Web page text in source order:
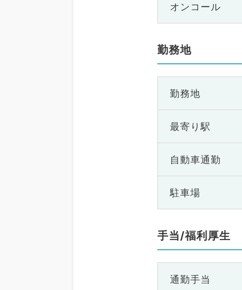
オンコール
勤務地
勤務地
最寄り駅
自動車通勤
駐車場
手当/福利厚生
通勤手当